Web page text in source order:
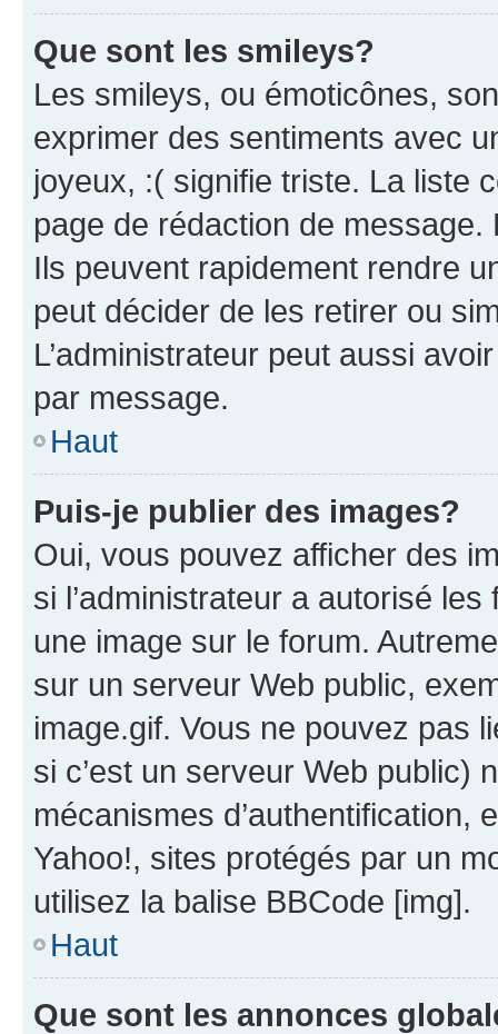
Que sont les smileys?
Les smileys, ou émoticônes,
exprimer des sentiments avec
joyeux, :( signifie triste. La liste
page de rédaction de
Ils peuvent rapidement rendre
peut décider de les retirer ou
L’administrateur peut aussi
par message.
Haut
Puis-je publier des images?
Oui, vous pouvez afficher des
si l’administrateur a autorisé
une image sur le forum.
sur un serveur Web public,
image.gif. Vous ne pouvez pas
si c’est un serveur Web public)
mécanismes d’authentification,
Yahoo!, sites protégés par un
utilisez la balise BBCode [img].
Haut
Que sont les annonces